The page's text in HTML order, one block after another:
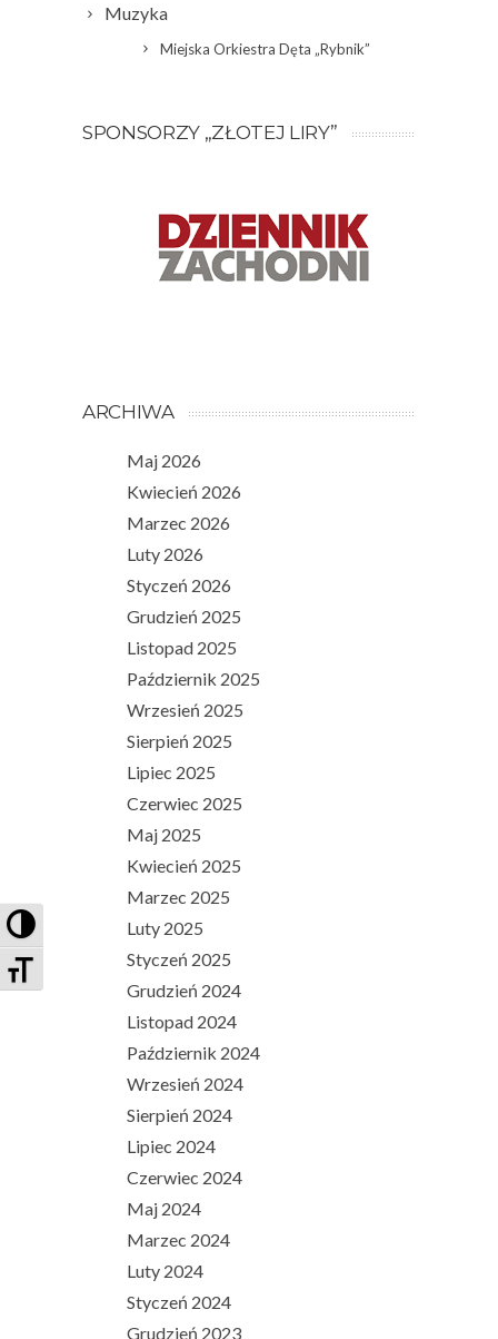
PRZEŁĄCZ WYSOKI KONTRAST
ZMIEŃ ROZMIAR CZCIONEK
Muzyka
Miejska Orkiestra Dęta „Rybnik”
SPONSORZY „ZŁOTEJ LIRY”
ARCHIWA
Maj 2026
Kwiecień 2026
Marzec 2026
Luty 2026
Styczeń 2026
Grudzień 2025
Listopad 2025
Październik 2025
Wrzesień 2025
Sierpień 2025
Lipiec 2025
Czerwiec 2025
Maj 2025
Kwiecień 2025
Marzec 2025
Luty 2025
Styczeń 2025
Grudzień 2024
Listopad 2024
Październik 2024
Wrzesień 2024
Sierpień 2024
Lipiec 2024
Czerwiec 2024
Maj 2024
Marzec 2024
Luty 2024
Styczeń 2024
Grudzień 2023